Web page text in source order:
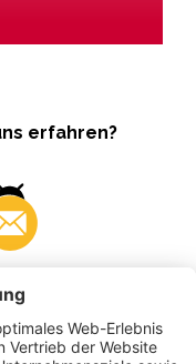
erfahren?